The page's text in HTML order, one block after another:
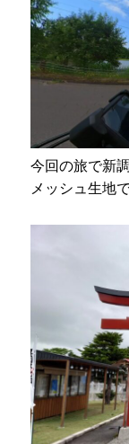
今回の旅で新
メッシュ生地